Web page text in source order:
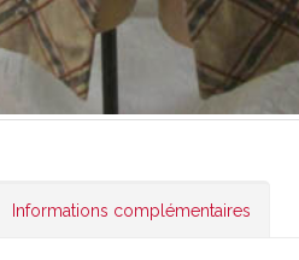
Informations complémentaires